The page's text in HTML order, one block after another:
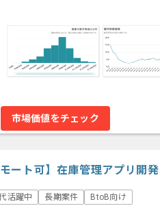
市場価値をチェック
ート可】在庫管理アプリ開
活躍中 長期案件 BtoB向け